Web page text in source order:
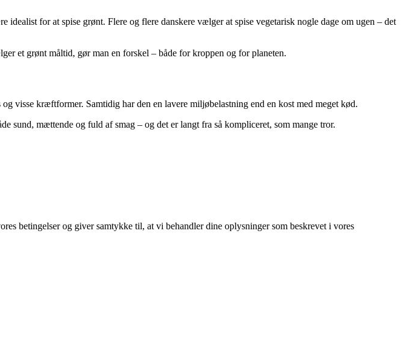
for at spise grønt. Flere og flere danskere vælger at spise vegetarisk nogle dage om ugen – det
et grønt måltid, gør man en forskel – både for kroppen og for planeten.
visse kræftformer. Samtidig har den en lavere miljøbelastning end en kost med meget kød.
sund, mættende og fuld af smag – og det er langt fra så kompliceret, som mange tror.
betingelser og giver samtykke til, at vi behandler dine oplysninger som beskrevet i vores